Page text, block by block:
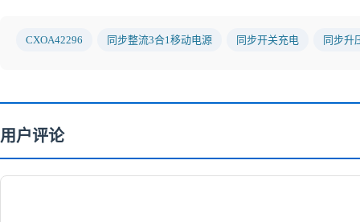
CXOA42296 同步整流3合1移动电源 同步开关充电 同步升
用户评论